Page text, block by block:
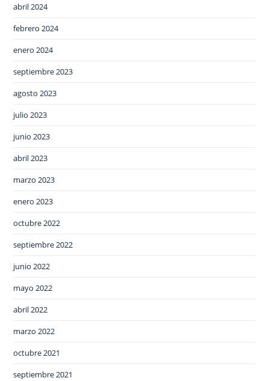
abril 2024
febrero 2024
enero 2024
septiembre 2023
agosto 2023
julio 2023
junio 2023
abril 2023
marzo 2023
enero 2023
octubre 2022
septiembre 2022
junio 2022
mayo 2022
abril 2022
marzo 2022
octubre 2021
septiembre 2021